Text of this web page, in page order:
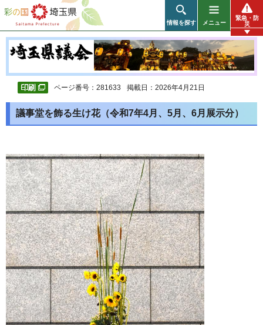
彩の国 埼玉県
情報を探す メニュー
緊急・防
災
ページ番号：281633 掲載日：2026年4月21日
議事堂を飾る生け花（令和7年4月、5月、6月展示分）